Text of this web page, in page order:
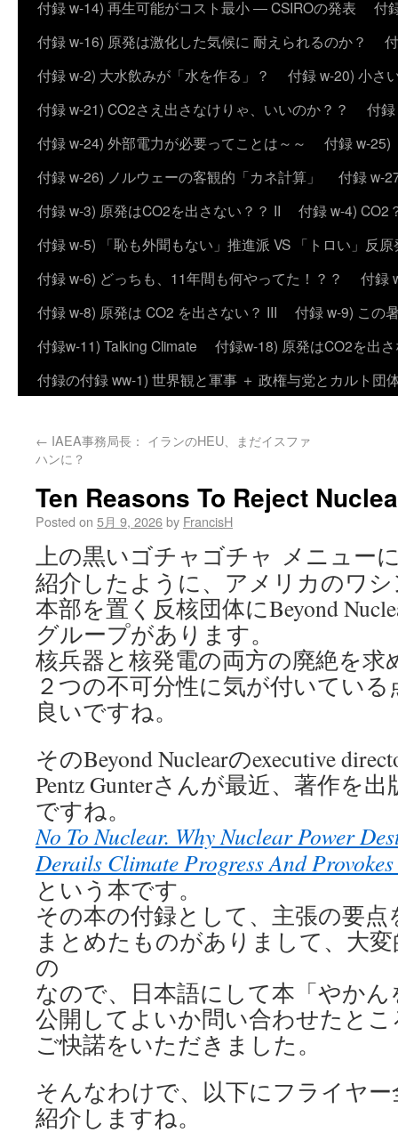
付録 w-14) 再生可能がコスト最小 ― CSIROの発表
付
付録 w-16) 原発は激化した気候に 耐えられるのか？
付録 w-2) 大水飲みが「水を作る」？
付録 w-20) 小さ
付録 w-21) CO2さえ出さなけりゃ、いいのか？？
付
付録 w-24) 外部電力が必要ってことは～～
付録 w-25)
付録 w-26) ノルウェーの客観的「カネ計算」
付録 w-
付録 w-3) 原発はCO2を出さない？？ II
付録 w-4) CO2
付録 w-5) 「恥も外聞もない」推進派 VS 「トロい」反
付録 w-6) どっちも、11年間も何やってた！？？
付録
付録 w-8) 原発は CO2 を出さない？ III
付録 w-9) この
付録w-11) Talking Climate
付録w-18) 原発はCO2を出
付録の付録 ww-1) 世界観と軍事 ＋ 政権与党とカルト団
← IAEA事務局長： イランのHEU、まだイスファ
ハンに？
Ten Reasons To Reject
Posted on 5月 9, 2026by FrancisH
上の黒いゴチャゴチャ メニュー
紹介したように、アメリカのワ
本部を置く反核団体にBeyond
グループがあります。
核兵器と核発電の両方の廃絶を求
２つの不可分性に気が付いてい
良いですね。
そのBeyond Nuclearのexecutive
Pentz Gunterさんが最近、著作を
ですね。
No To Nuclear. Why Nuclear Power
Derails Climate Progress And
という本です。
その本の付録として、主張の要点
まとめたものがありまして、大
の
なので、日本語にして本「やか
公開してよいか問い合わせたと
ご快諾をいただきました。
そんなわけで、以下にフライヤ
紹介しますね。